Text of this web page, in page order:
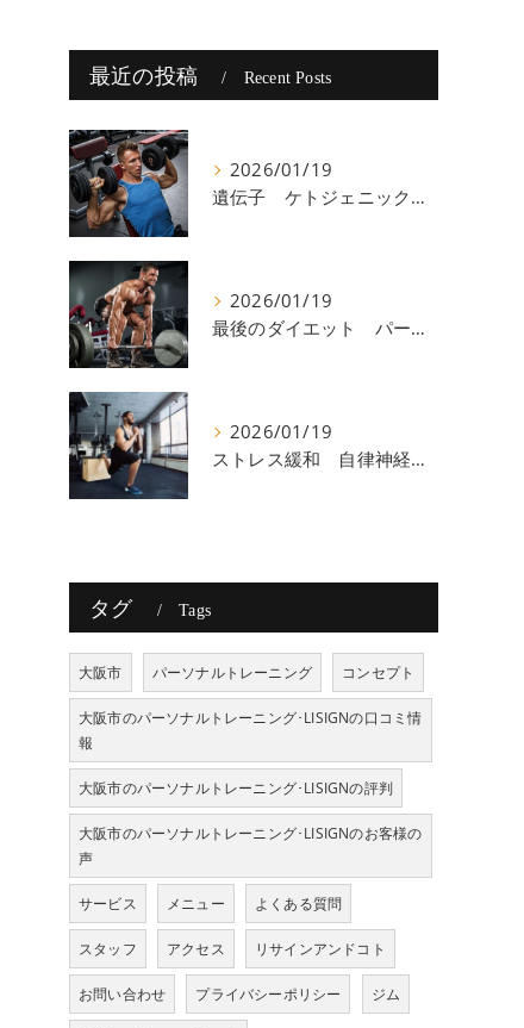
最近の投稿 Recent Posts
2026/01/19
遺伝子 ケトジェニック 八尾
2026/01/19
最後のダイエット パーソナルトレーニング 八尾
2026/01/19
ストレス緩和 自律神経 八尾
タグ Tags
大阪市 パーソナルトレーニング コンセプト
大阪市のパーソナルトレーニング･LISIGNの口コミ情
報
大阪市のパーソナルトレーニング･LISIGNの評判
大阪市のパーソナルトレーニング･LISIGNのお客様の
声
サービス メニュー よくある質問
スタッフ アクセス リサインアンドコト
お問い合わせ プライバシーポリシー ジム